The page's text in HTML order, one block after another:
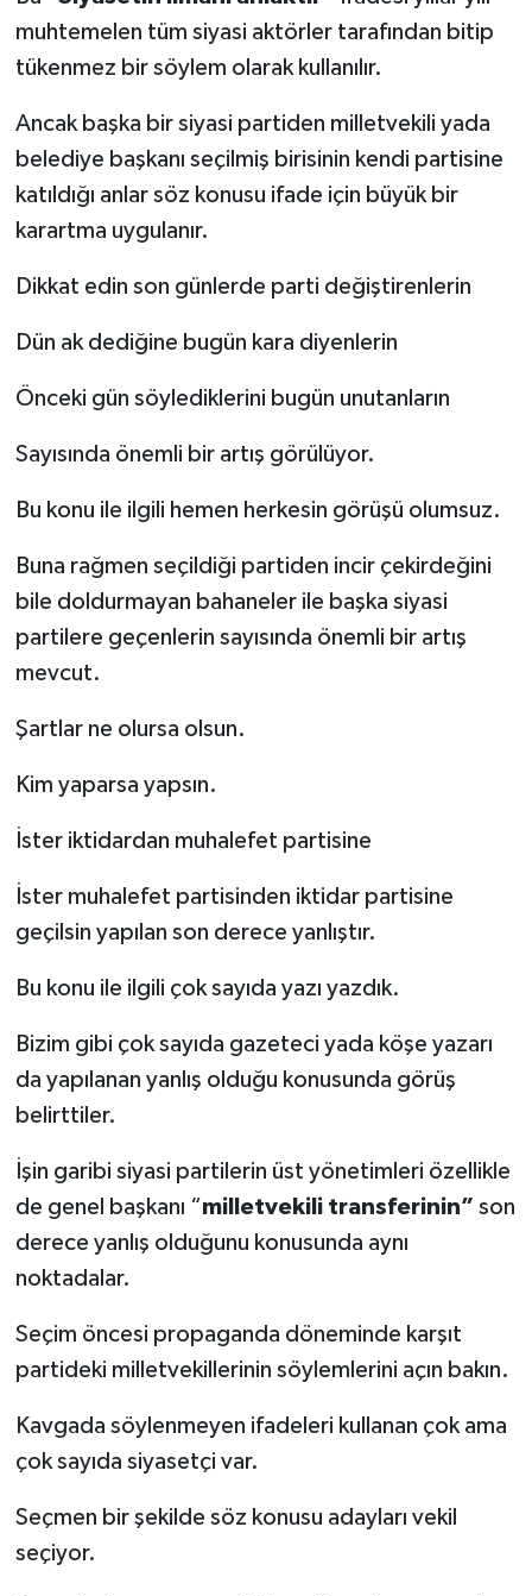
muhtemelen tüm siyasi aktörler tarafından bitip
tükenmez bir söylem olarak kullanılır.
Ancak başka bir siyasi partiden milletvekili yada
belediye başkanı seçilmiş birisinin kendi partisine
katıldığı anlar söz konusu ifade için büyük bir
karartma uygulanır.
Dikkat edin son günlerde parti değiştirenlerin
Dün ak dediğine bugün kara diyenlerin
Önceki gün söylediklerini bugün unutanların
Sayısında önemli bir artış görülüyor.
Bu konu ile ilgili hemen herkesin görüşü olumsuz.
Buna rağmen seçildiği partiden incir çekirdeğini
bile doldurmayan bahaneler ile başka siyasi
partilere geçenlerin sayısında önemli bir artış
mevcut.
Şartlar ne olursa olsun.
Kim yaparsa yapsın.
İster iktidardan muhalefet partisine
İster muhalefet partisinden iktidar partisine
geçilsin yapılan son derece yanlıştır.
Bu konu ile ilgili çok sayıda yazı yazdık.
Bizim gibi çok sayıda gazeteci yada köşe yazarı
da yapılanan yanlış olduğu konusunda görüş
belirttiler.
İşin garibi siyasi partilerin üst yönetimleri özellikle
de genel başkanı “milletvekili transferinin” son
derece yanlış olduğunu konusunda aynı
noktadalar.
Seçim öncesi propaganda döneminde karşıt
partideki milletvekillerinin söylemlerini açın bakın.
Kavgada söylenmeyen ifadeleri kullanan çok ama
çok sayıda siyasetçi var.
Seçmen bir şekilde söz konusu adayları vekil
seçiyor.